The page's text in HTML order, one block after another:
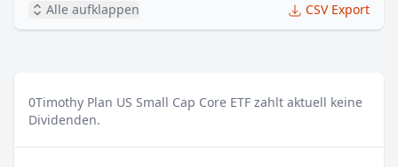
Alle aufklappen CSV Export
0Timothy Plan US Small Cap Core ETF zahlt aktuell keine
Dividenden.